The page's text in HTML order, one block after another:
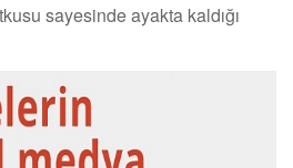
sayesinde ayakta kaldığı